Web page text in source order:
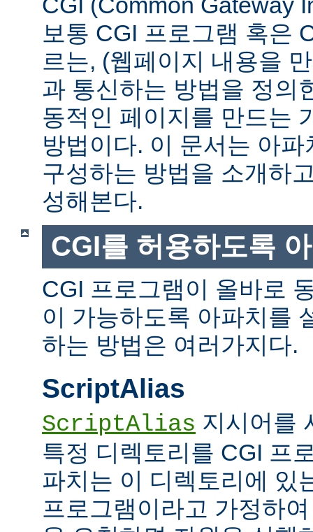
보통 CGI 프로그램 혹은
르는, (웹페이지 내용을
과 통신하는 방법을 정의
동적인 페이지를 만드는
방법이다. 이 문서는 아
구성하는 방법을 소개하
성해본다.
CGI를 허용하도록
CGI 프로그램이 올바로
이 가능하도록 아파치를
하는 방법은 여러가지다.
ScriptAlias
ScriptAlias 지시어를
특정 디렉토리를 CGI 프
파치는 이 디렉토리에 있
프로그램이라고 가정하